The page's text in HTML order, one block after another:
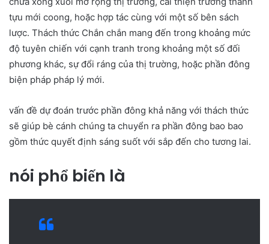
tựu mới coong, hoặc hợp tác cùng với một số bên sách
lược. Thách thức Chắn chắn mang đến trong khoảng mức
độ tuyên chiến với cạnh tranh trong khoảng một số đối
phương khác, sự đổi ráng của thị trường, hoặc phần đông
biện pháp pháp lý mới.
vấn đề dự đoán trước phần đông khả năng với thách thức
sẽ giúp bè cánh chúng ta chuyển ra phần đông bao bao
gồm thức quyết định sáng suốt với sắp đến cho tương lai.
nói phổ biến là